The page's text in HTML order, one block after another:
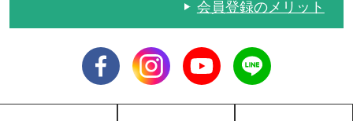
会員登録のメリット